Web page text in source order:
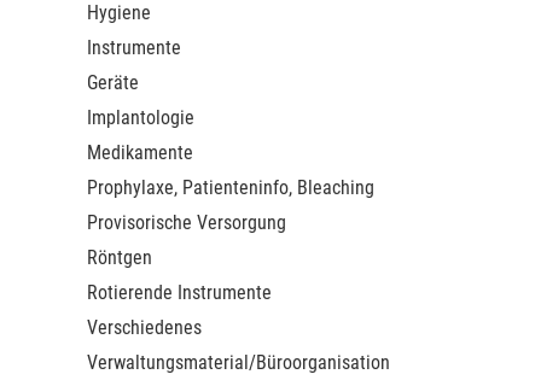
Hygiene
Instrumente
Geräte
Implantologie
Medikamente
Prophylaxe, Patienteninfo, Bleaching
Provisorische Versorgung
Röntgen
Rotierende Instrumente
Verschiedenes
Verwaltungsmaterial/Büroorganisation